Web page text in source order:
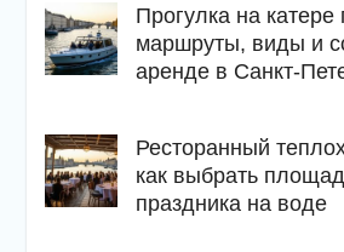
Прогулка на
маршруты, виды и
аренде в Санкт-
Ресторанный
как выбрать
праздника на воде